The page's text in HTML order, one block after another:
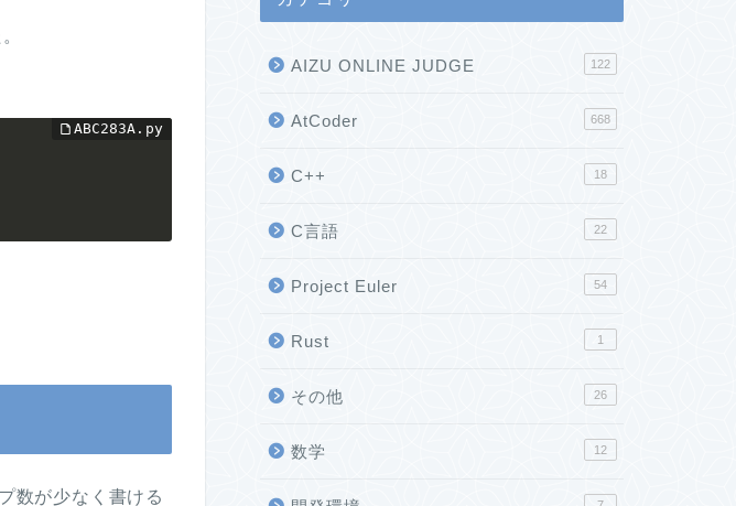
数が少なく書ける
AIZU ONLINE JUDGE 122
AtCoder 668
C++ 18
C言語 22
Project Euler 54
Rust 1
その他 26
数学 12